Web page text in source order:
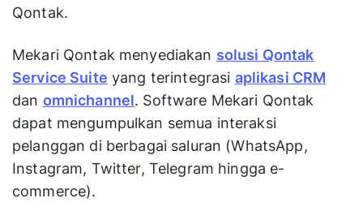
Qontak.
Mekari Qontak menyediakan solusi Qontak
Service Suite yang terintegrasi aplikasi CRM
dan omnichannel. Software Mekari Qontak
dapat mengumpulkan semua interaksi
pelanggan di berbagai saluran (WhatsApp,
Instagram, Twitter, Telegram hingga e-
commerce).